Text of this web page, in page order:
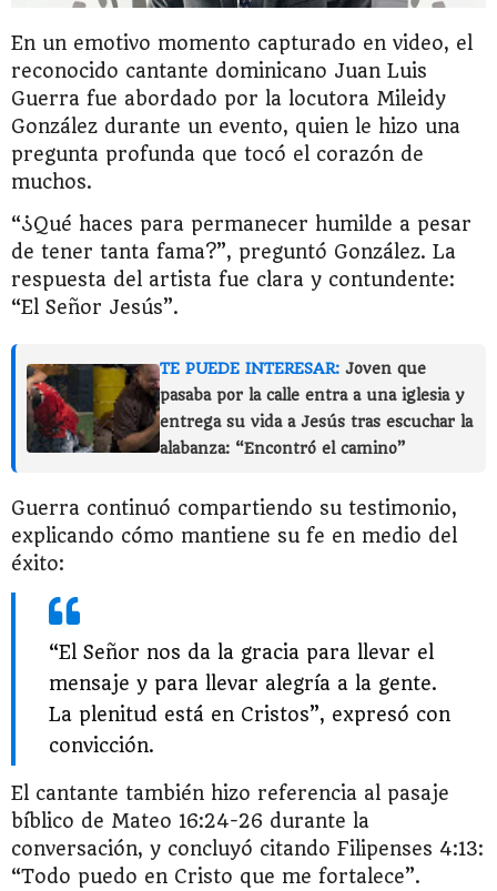
En un emotivo momento capturado en video, el
reconocido cantante dominicano Juan Luis
Guerra fue abordado por la locutora Mileidy
González durante un evento, quien le hizo una
pregunta profunda que tocó el corazón de
muchos.
“¿Qué haces para permanecer humilde a pesar
de tener tanta fama?”, preguntó González. La
respuesta del artista fue clara y contundente:
“El Señor Jesús”.
TE PUEDE INTERESAR: Joven que
pasaba por la calle entra a una iglesia y
entrega su vida a Jesús tras escuchar la
alabanza: “Encontró el camino”
Guerra continuó compartiendo su testimonio,
explicando cómo mantiene su fe en medio del
éxito:
“El Señor nos da la gracia para llevar el
mensaje y para llevar alegría a la gente.
La plenitud está en Cristos”, expresó con
convicción.
El cantante también hizo referencia al pasaje
bíblico de Mateo 16:24-26 durante la
conversación, y concluyó citando Filipenses 4:13:
“Todo puedo en Cristo que me fortalece”.